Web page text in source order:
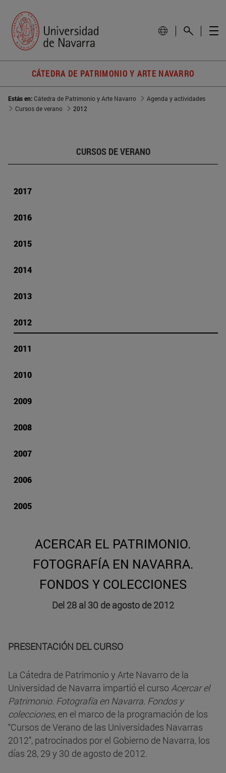
CÁTEDRA DE PATRIMONIO Y ARTE NAVARRO
Estás en:Cátedra de Patrimonio y Arte Navarro
Agenda y actividades
Cursos de verano
2012
CURSOS DE VERANO
2017
2016
2015
2014
2013
2012
2011
2010
2009
2008
2007
2006
2005
ACERCAR EL PATRIMONIO.
FOTOGRAFÍA EN NAVARRA.
FONDOS Y COLECCIONES
Del 28 al 30 de agosto de 2012
PRESENTACIÓN DEL CURSO
La Cátedra de Patrimonio y Arte Navarro de la
Universidad de Navarra impartió el curso Acercar el
Patrimonio. Fotografía en Navarra. Fondos y
colecciones, en el marco de la programación de los
“Cursos de Verano de las Universidades Navarras
2012”, patrocinados por el Gobierno de Navarra, los
días 28, 29 y 30 de agosto de 2012.